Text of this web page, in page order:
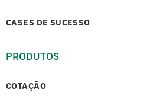
CASES DE SUCESSO
PRODUTOS
COTAÇÃO